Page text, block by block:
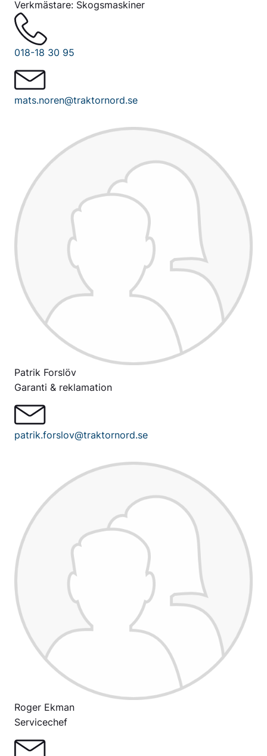
Verkmästare: Skogsmaskiner
018-18 30 95
mats.noren@traktornord.se
Patrik Forslöv
Garanti & reklamation
patrik.forslov@traktornord.se
Roger Ekman
Servicechef